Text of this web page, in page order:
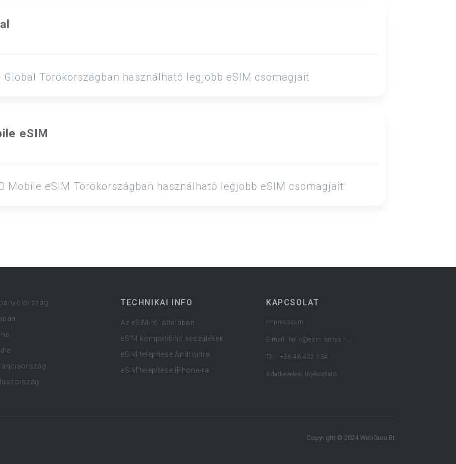
Törökországban használható legjobb eSIM csomagjait
eSIM
Mobile eSIM Törökországban használható legjobb eSIM csomagjait
TECHNIKAI INFO
Az eSIM-ről általában
eSIM kompatibilis készülékek
eSIM telepítése Androidra
eSIM telepítése iPhone-ra
KAPCSOLAT
Impresszum
E-mail: hello@esimkartya.hu
Tel.: +36 46 432 134
Adatkezelési tájékoztató
Copyright © 2024 WebGuru Bt.